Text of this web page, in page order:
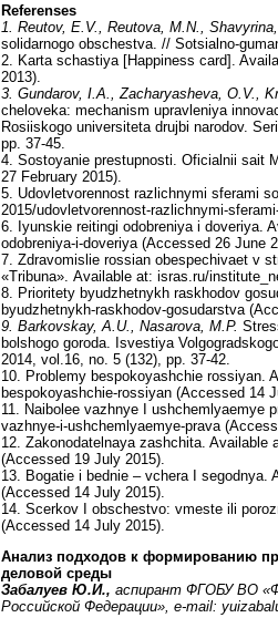
Referenses
1. Reutov, E.V., Reutova, M.N.,
solidarnogo obschestva. // Sotsialno-
2. Karta schastiya [Happiness card].
2013).
3. Gundarov, I.A., Zacharyasheva, O.V.,
cheloveka: mechanism upravleniya
Rosiiskogo universiteta drujbi narodov.
pp. 37-45.
4. Sostoyanie prestupnosti. Oficialnii sait
27 February 2015).
5. Udovletvorennost razlichnymi sferami
2015/udovletvorennost-razlichnymi-
6. Iyunskie reitingi odobreniya i doveriya.
odobreniya-i-doveriya (Accessed 26 June
7. Zdravomislie rossian obespechivaet v
«Tribuna». Available at: isras.ru/
8. Prioritety byudzhetnykh raskhodov
byudzhetnykh-raskhodov-gosudarstva
9. Barkovskay, A.U., Nasarova, M.P.
bolshogo goroda. Isvestiya
2014, vol.16, no. 5 (132), pp. 37-42.
10. Problemy bespokoyashchie rossiyan.
bespokoyashchie-rossiyan (Accessed 14
11. Naibolee vazhnye I ushchemlyaemye
vazhnye-i-ushchemlyaemye-prava
12. Zakonodatelnaya zashchita. Available
(Accessed 19 July 2015).
13. Bogatie i bednie – vchera I segodnya.
(Accessed 14 July 2015).
14. Scerkov I obschestvo: vmeste ili
(Accessed 14 July 2015).
Анализ подходов к формированию
деловой среды
Забалуев Ю.И., аспирант ФГОБУ ВО
Российской Федерации», e-mail: